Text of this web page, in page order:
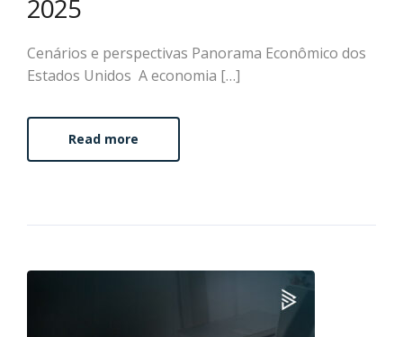
2025
Cenários e perspectivas Panorama Econômico dos
Estados Unidos A economia […]
Read more